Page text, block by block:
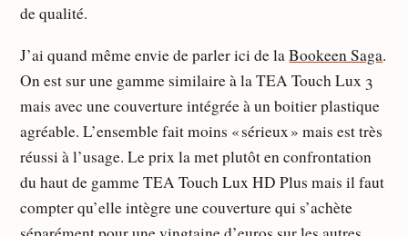
de qualité.
J’ai quand même envie de parler ici de laBookeen Saga.
On est sur une gamme similaire à la TEA Touch Lux 3
mais avec une couverture intégrée à un boitier plastique
agréable. L’ensemble fait moins « sérieux » mais est très
réussi à l’usage. Le prix la met plutôt en confrontation
du haut de gamme TEA Touch Lux HD Plus mais il faut
compter qu’elle intègre une couverture qui s’achète